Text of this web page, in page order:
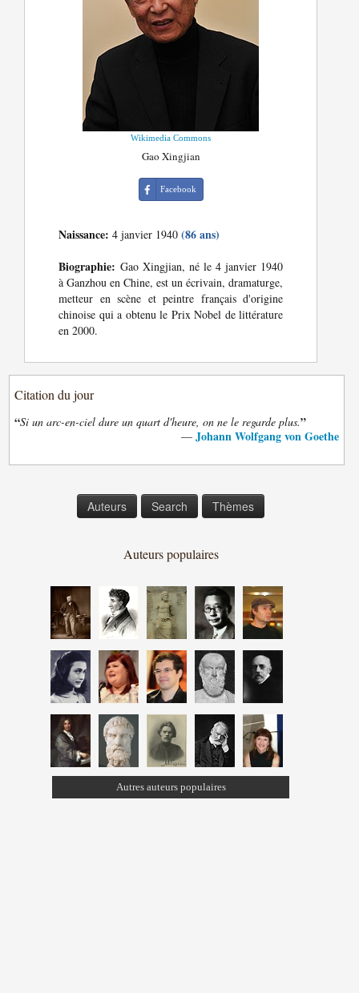
Wikimedia Commons
Gao Xingjian
Facebook
Naissance: 4 janvier 1940(86 ans)
Biographie: Gao Xingjian, né le 4 janvier 1940
à Ganzhou en Chine, est un écrivain, dramaturge,
metteur en scène et peintre français d'origine
chinoise qui a obtenu le Prix Nobel de littérature
en 2000.
Citation du jour
“Si un arc-en-ciel dure un quart d'heure, on ne le regarde plus.”
— Johann Wolfgang von Goethe
Auteurs Search Thèmes
Auteurs populaires
Autres auteurs populaires